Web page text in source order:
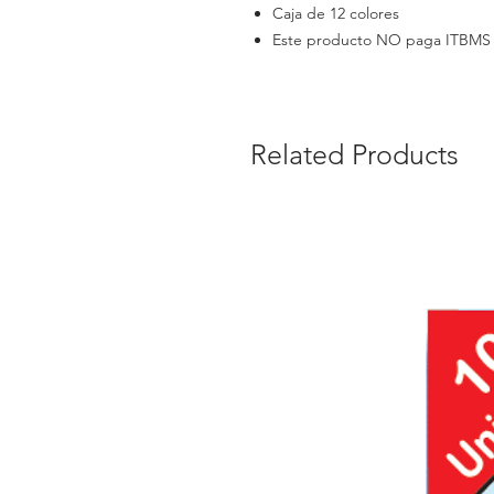
Caja de 12 colores
Este producto NO paga ITBMS
Related Products